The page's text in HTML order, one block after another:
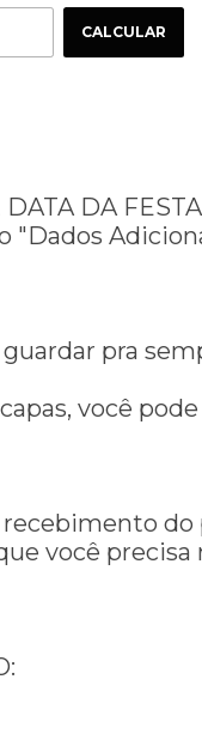
CALCULAR
DATA DA
"Dados
pra
você
você precisa